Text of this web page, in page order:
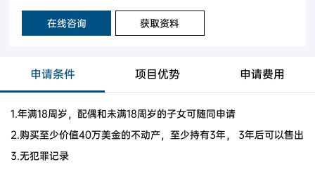
从100万美元降至 25万美元，只需保持房产3年内不出售
即可。 2022年6月13日起，根据最新法案要求，投资额
在线咨询 获取资料
申请条件 项目优势 申请费用
1.年满18周岁，配偶和未满18周岁的子女可随同申请
2.购买至少价值40万美金的不动产，至少持有3年， 3年后可以售出
3.无犯罪记录